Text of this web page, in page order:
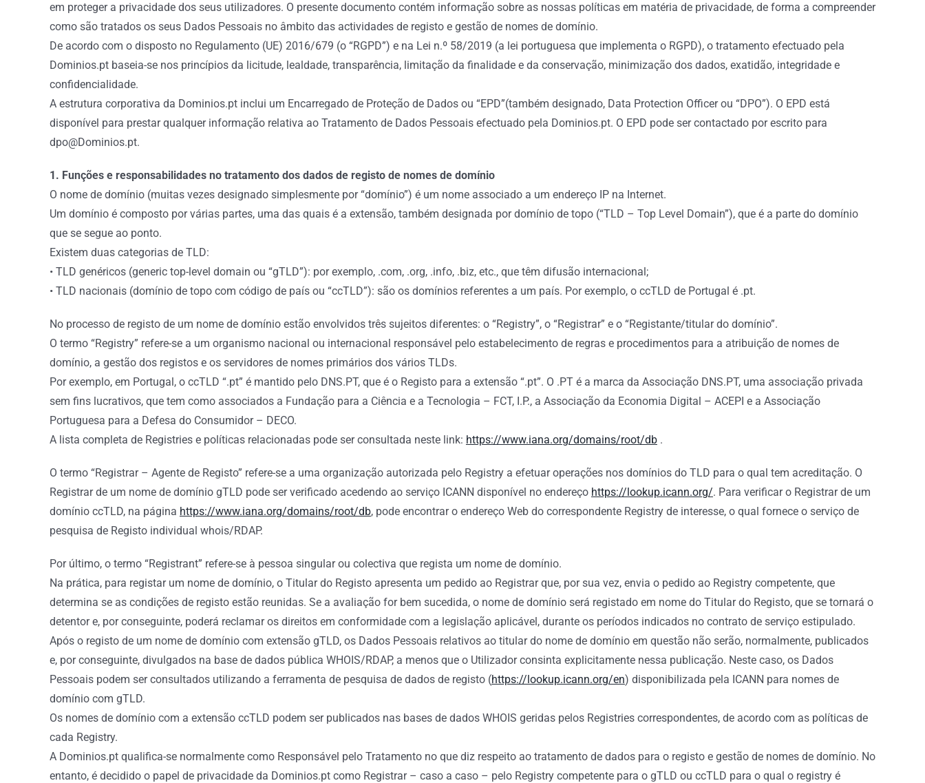
em proteger a privacidade dos seus utilizadores. O presente documento contém informação sobre as nossas políticas em matéria de privacidade, de forma a compreender
como são tratados os seus Dados Pessoais no âmbito das actividades de registo e gestão de nomes de domínio.
De acordo com o disposto no Regulamento (UE) 2016/679 (o “RGPD”) e na Lei n.º 58/2019 (a lei portuguesa que implementa o RGPD), o tratamento efectuado pela
Dominios.pt baseia-se nos princípios da licitude, lealdade, transparência, limitação da finalidade e da conservação, minimização dos dados, exatidão, integridade e
confidencialidade.
A estrutura corporativa da Dominios.pt inclui um Encarregado de Proteção de Dados ou “EPD”(também designado, Data Protection Officer ou “DPO”). O EPD está
disponível para prestar qualquer informação relativa ao Tratamento de Dados Pessoais efectuado pela Dominios.pt. O EPD pode ser contactado por escrito para
dpo@Dominios.pt.
1. Funções e responsabilidades no tratamento dos dados de registo de nomes de domínio
O nome de domínio (muitas vezes designado simplesmente por “domínio”) é um nome associado a um endereço IP na Internet.
Um domínio é composto por várias partes, uma das quais é a extensão, também designada por domínio de topo (“TLD – Top Level Domain”), que é a parte do domínio
que se segue ao ponto.
Existem duas categorias de TLD:
• TLD genéricos (generic top-level domain ou “gTLD”): por exemplo, .com, .org, .info, .biz, etc., que têm difusão internacional;
• TLD nacionais (domínio de topo com código de país ou “ccTLD”): são os domínios referentes a um país. Por exemplo, o ccTLD de Portugal é .pt.
No processo de registo de um nome de domínio estão envolvidos três sujeitos diferentes: o “Registry”, o “Registrar” e o “Registante/titular do domínio”.
O termo “Registry” refere-se a um organismo nacional ou internacional responsável pelo estabelecimento de regras e procedimentos para a atribuição de nomes de
domínio, a gestão dos registos e os servidores de nomes primários dos vários TLDs.
Por exemplo, em Portugal, o ccTLD “.pt” é mantido pelo DNS.PT, que é o Registo para a extensão “.pt”. O .PT é a marca da Associação DNS.PT, uma associação privada
sem fins lucrativos, que tem como associados a Fundação para a Ciência e a Tecnologia – FCT, I.P., a Associação da Economia Digital – ACEPI e a Associação
Portuguesa para a Defesa do Consumidor – DECO.
A lista completa de Registries e políticas relacionadas pode ser consultada neste link: https://www.iana.org/domains/root/db.
O termo “Registrar – Agente de Registo” refere-se a uma organização autorizada pelo Registry a efetuar operações nos domínios do TLD para o qual tem acreditação. O
Registrar de um nome de domínio gTLD pode ser verificado acedendo ao serviço ICANN disponível no endereço https://lookup.icann.org/. Para verificar o Registrar de um
domínio ccTLD, na página https://www.iana.org/domains/root/db, pode encontrar o endereço Web do correspondente Registry de interesse, o qual fornece o serviço de
pesquisa de Registo individual whois/RDAP.
Por último, o termo “Registrant” refere-se à pessoa singular ou colectiva que regista um nome de domínio.
Na prática, para registar um nome de domínio, o Titular do Registo apresenta um pedido ao Registrar que, por sua vez, envia o pedido ao Registry competente, que
determina se as condições de registo estão reunidas. Se a avaliação for bem sucedida, o nome de domínio será registado em nome do Titular do Registo, que se tornará o
detentor e, por conseguinte, poderá reclamar os direitos em conformidade com a legislação aplicável, durante os períodos indicados no contrato de serviço estipulado.
Após o registo de um nome de domínio com extensão gTLD, os Dados Pessoais relativos ao titular do nome de domínio em questão não serão, normalmente, publicados
e, por conseguinte, divulgados na base de dados pública WHOIS/RDAP, a menos que o Utilizador consinta explicitamente nessa publicação. Neste caso, os Dados
Pessoais podem ser consultados utilizando a ferramenta de pesquisa de dados de registo (https://lookup.icann.org/en) disponibilizada pela ICANN para nomes de
domínio com gTLD.
Os nomes de domínio com a extensão ccTLD podem ser publicados nas bases de dados WHOIS geridas pelos Registries correspondentes, de acordo com as políticas de
cada Registry.
A Dominios.pt qualifica-se normalmente como Responsável pelo Tratamento no que diz respeito ao tratamento de dados para o registo e gestão de nomes de domínio. No
entanto, é decidido o papel de privacidade da Dominios.pt como Registrar – caso a caso – pelo Registry competente para o gTLD ou ccTLD para o qual o registry é